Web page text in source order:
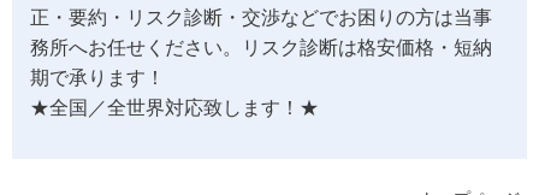
正・要約・リスク診断・交渉などでお困りの方は当事
務所へお任せください。リスク診断は格安価格・短納
期で承ります！
★全国／全世界対応致します！★